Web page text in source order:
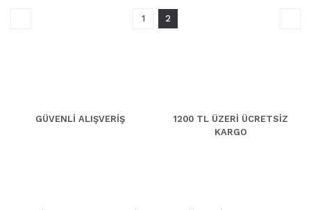
1 2
GÜVENLİ ALIŞVERİŞ
1200 TL ÜZERİ ÜCRETSİZ
KARGO